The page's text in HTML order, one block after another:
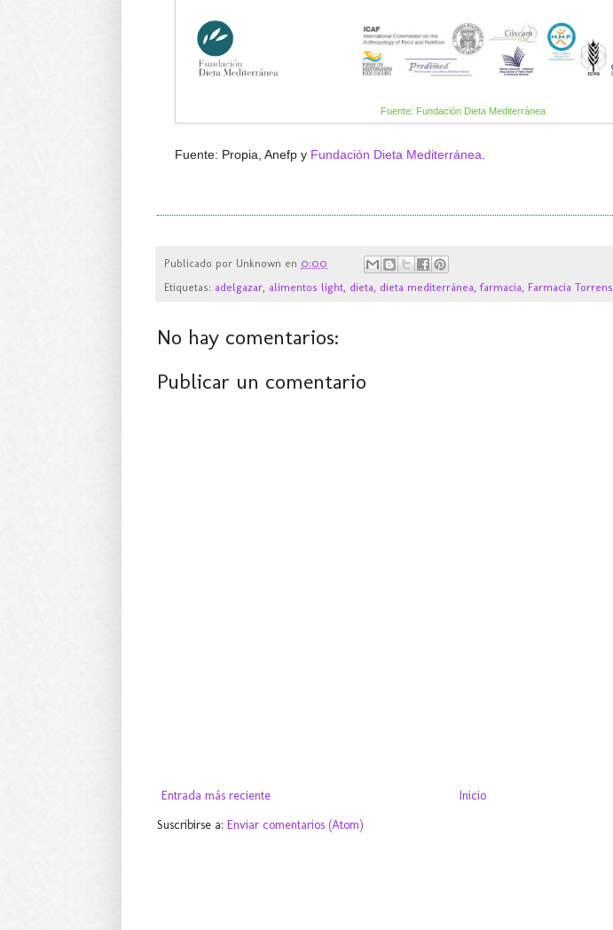
Fuente: Fundación Dieta Mediterránea
Fuente: Propia, Anefp y Fundación Dieta Mediterránea
Publicado por Unknown en 0:00
Etiquetas: adelgazar, alimentos light, dieta, dieta mediterránea, farmacia, Farmacia Torrens
No hay comentarios:
Publicar un comentario
Entrada más reciente
Inicio
Suscribirse a: Enviar comentarios (Atom)